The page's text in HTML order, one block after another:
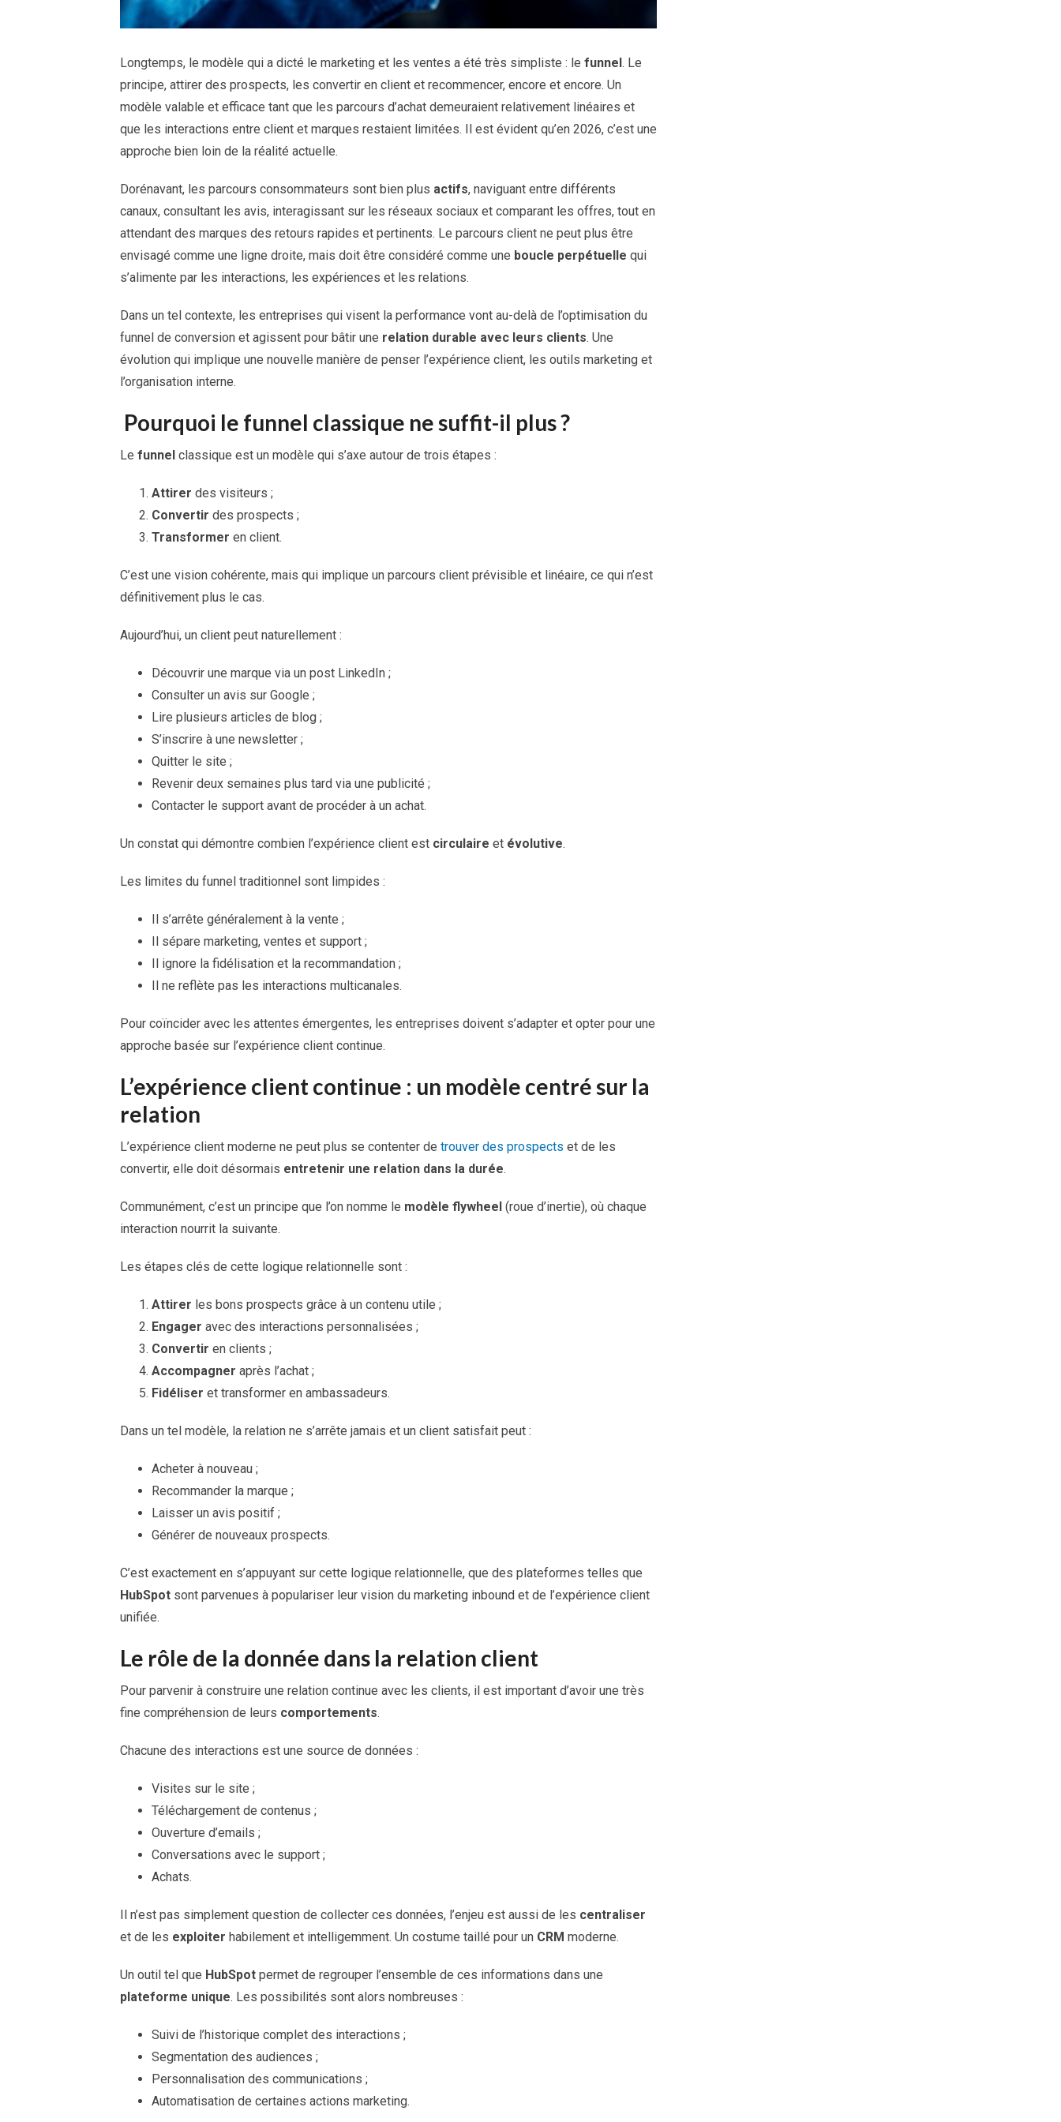
Longtemps, le modèle qui a dicté le marketing et les ventes a été très simpliste : le funnel. Le
principe, attirer des prospects, les convertir en client et recommencer, encore et encore. Un
modèle valable et efficace tant que les parcours d’achat demeuraient relativement linéaires et
que les interactions entre client et marques restaient limitées. Il est évident qu’en 2026, c’est une
approche bien loin de la réalité actuelle.
Dorénavant, les parcours consommateurs sont bien plus actifs, naviguant entre différents
canaux, consultant les avis, interagissant sur les réseaux sociaux et comparant les offres, tout en
attendant des marques des retours rapides et pertinents. Le parcours client ne peut plus être
envisagé comme une ligne droite, mais doit être considéré comme une boucle perpétuelle qui
s’alimente par les interactions, les expériences et les relations.
Dans un tel contexte, les entreprises qui visent la performance vont au-delà de l’optimisation du
funnel de conversion et agissent pour bâtir une relation durable avec leurs clients. Une
évolution qui implique une nouvelle manière de penser l’expérience client, les outils marketing et
l’organisation interne.
Pourquoi le funnel classique ne suffit-il plus ?
Le funnel classique est un modèle qui s’axe autour de trois étapes :
Attirer des visiteurs ;
Convertir des prospects ;
Transformer en client.
C’est une vision cohérente, mais qui implique un parcours client prévisible et linéaire, ce qui n’est
définitivement plus le cas.
Aujourd’hui, un client peut naturellement :
Découvrir une marque via un post LinkedIn ;
Consulter un avis sur Google ;
Lire plusieurs articles de blog ;
S’inscrire à une newsletter ;
Quitter le site ;
Revenir deux semaines plus tard via une publicité ;
Contacter le support avant de procéder à un achat.
Un constat qui démontre combien l’expérience client est circulaire et évolutive.
Les limites du funnel traditionnel sont limpides :
Il s’arrête généralement à la vente ;
Il sépare marketing, ventes et support ;
Il ignore la fidélisation et la recommandation ;
Il ne reflète pas les interactions multicanales.
Pour coïncider avec les attentes émergentes, les entreprises doivent s’adapter et opter pour une
approche basée sur l’expérience client continue.
L’expérience client continue : un modèle centré sur la
relation
L’expérience client moderne ne peut plus se contenter de trouver des prospects et de les
convertir, elle doit désormais entretenir une relation dans la durée.
Communément, c’est un principe que l’on nomme le modèle flywheel (roue d’inertie), où chaque
interaction nourrit la suivante.
Les étapes clés de cette logique relationnelle sont :
Attirer les bons prospects grâce à un contenu utile ;
Engager avec des interactions personnalisées ;
Convertir en clients ;
Accompagner après l’achat ;
Fidéliser et transformer en ambassadeurs.
Dans un tel modèle, la relation ne s’arrête jamais et un client satisfait peut :
Acheter à nouveau ;
Recommander la marque ;
Laisser un avis positif ;
Générer de nouveaux prospects.
C’est exactement en s’appuyant sur cette logique relationnelle, que des plateformes telles que
HubSpot sont parvenues à populariser leur vision du marketing inbound et de l’expérience client
unifiée.
Le rôle de la donnée dans la relation client
Pour parvenir à construire une relation continue avec les clients, il est important d’avoir une très
fine compréhension de leurs comportements.
Chacune des interactions est une source de données :
Visites sur le site ;
Téléchargement de contenus ;
Ouverture d’emails ;
Conversations avec le support ;
Achats.
Il n’est pas simplement question de collecter ces données, l’enjeu est aussi de les centraliser
et de les exploiter habilement et intelligemment. Un costume taillé pour un CRM moderne.
Un outil tel que HubSpot permet de regrouper l’ensemble de ces informations dans une
plateforme unique. Les possibilités sont alors nombreuses :
Suivi de l’historique complet des interactions ;
Segmentation des audiences ;
Personnalisation des communications ;
Automatisation de certaines actions marketing.